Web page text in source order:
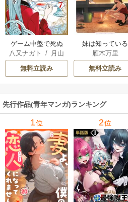
ゲーム中盤で死ぬ
悪役貴族に転生し
たので、外れスキ
ル【テイム】を駆
してみた
八又ナガト / 月山
可也
無料立読み
妹は知っている
雁木万里
無料立読み
先行作品(青年マンガ)ランキング
1位 2位